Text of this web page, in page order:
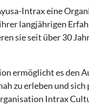
Intrax eine
langjährigen
sie seit über 30
ermöglicht es den
zu erleben und
Intrax